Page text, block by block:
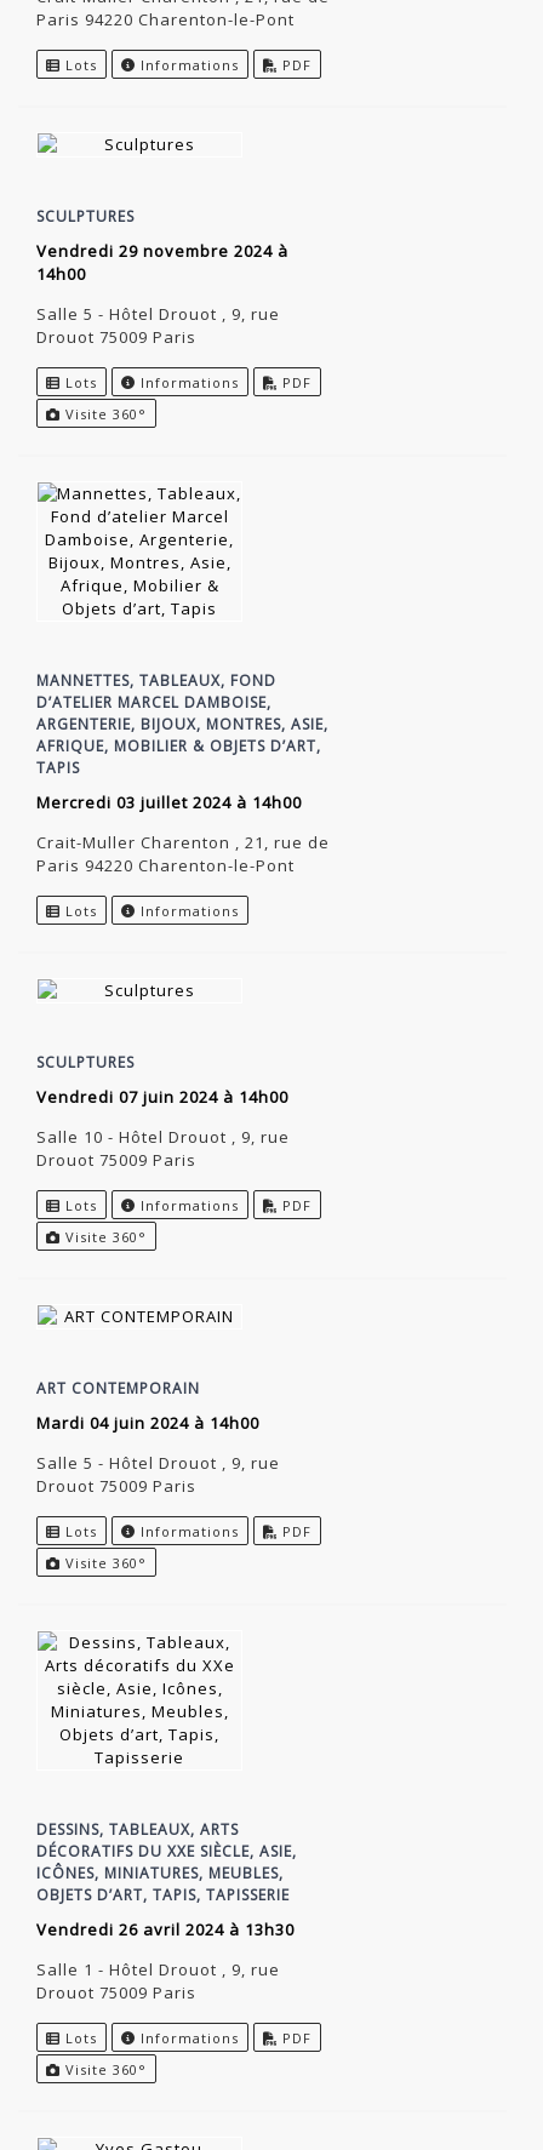
Paris 94220 Charenton-le-Pont
Lots Informations PDF
SCULPTURES
vendredi 29 novembre 2024 à
14h00
Salle 5 - Hôtel Drouot , 9, rue
Drouot 75009 Paris
Lots Informations
PDF
Visite 360°
MANNETTES, TABLEAUX, FOND
D’ATELIER MARCEL DAMBOISE,
ARGENTERIE, BIJOUX, MONTRES, ASIE,
AFRIQUE, MOBILIER & OBJETS D’ART,
TAPIS
mercredi 03 juillet 2024 à 14h00
Crait-Muller Charenton , 21, rue de
Paris 94220 Charenton-le-Pont
Lots Informations
SCULPTURES
vendredi 07 juin 2024 à 14h00
Salle 10 - Hôtel Drouot , 9, rue
Drouot 75009 Paris
Lots Informations
PDF
Visite 360°
ART CONTEMPORAIN
mardi 04 juin 2024 à 14h00
Salle 5 - Hôtel Drouot , 9, rue
Drouot 75009 Paris
Lots Informations
PDF
Visite 360°
DESSINS, TABLEAUX, ARTS
DÉCORATIFS DU XXE SIÈCLE, ASIE,
ICÔNES, MINIATURES, MEUBLES,
OBJETS D’ART, TAPIS, TAPISSERIE
vendredi 26 avril 2024 à 13h30
Salle 1 - Hôtel Drouot , 9, rue
Drouot 75009 Paris
Lots Informations
PDF
Visite 360°